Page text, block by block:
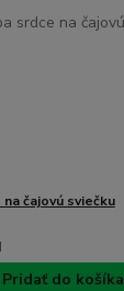
čajovú sviečku
Pridať do košíka